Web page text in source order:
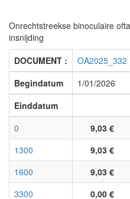
Onrechtstreekse binoculaire
insnijding
DOCUMENT :
OA2025_332
Begindatum
1/01/2026
Einddatum
0
9,03 €
1300
9,03 €
1600
9,03 €
3300
0,00 €